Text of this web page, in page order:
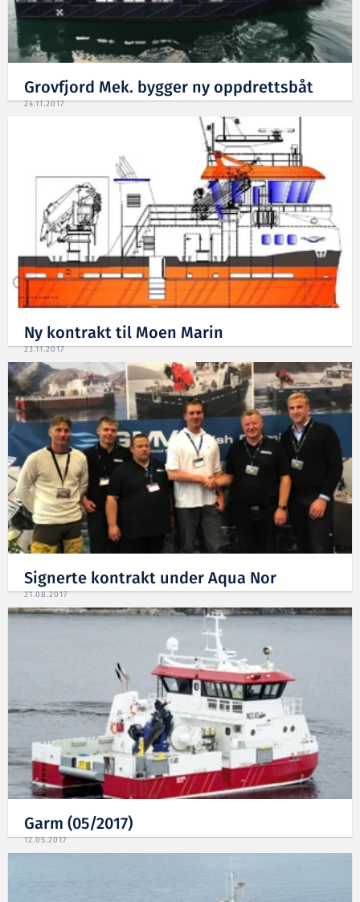
Grovfjord Mek. bygger ny oppdrettsbåt
24.11.2017
Ny kontrakt til Moen Marin
23.11.2017
Signerte kontrakt under Aqua Nor
21.08.2017
Garm (05/2017)
12.05.2017